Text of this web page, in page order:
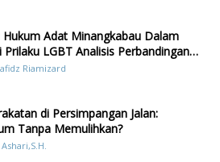
Hukum Adat Minangkabau Dalam
Prilaku LGBT Analisis Perbandingan
Pidana
Riamizard
di Persimpangan Jalan:
Tanpa Memulihkan?